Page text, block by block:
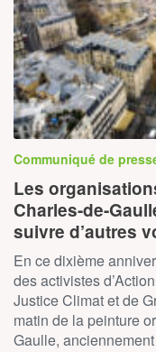
Communiqué de
Les
Charles-de-
suivre d’autres
En ce dixième
des activistes
Justice Climat et de
matin de la peinture
Gaulle,